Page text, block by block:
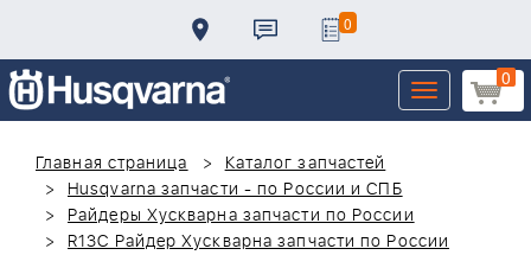
0
0
Toggle
navigation
Главная страница
Каталог запчастей
Husqvarna запчасти - по России и СПБ
Райдеры Хускварна запчасти по России
R13C Райдер Хускварна запчасти по России